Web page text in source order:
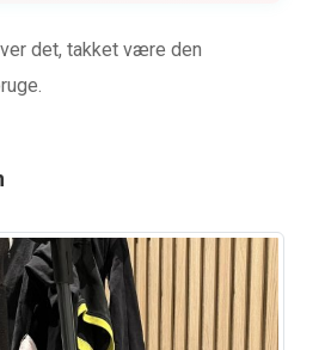
det, takket være den